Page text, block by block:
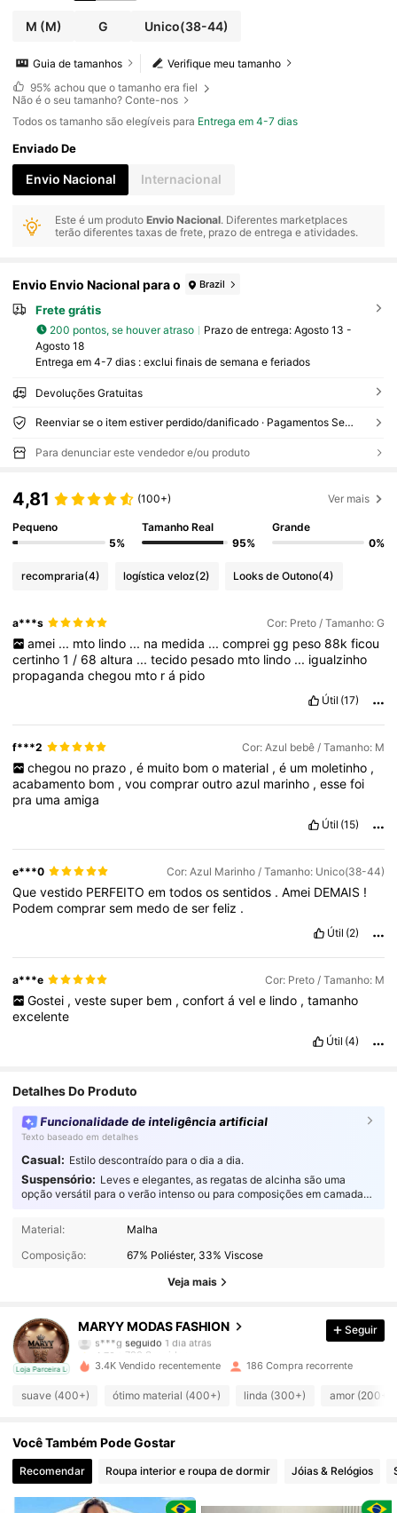
M (M) G Unico(38-44)
Verifique meu tamanho
Guia de tamanhos
95% achou que o tamanho era fiel
Não é o seu tamanho? Conte-nos
Todos os tamanho são elegíveis para Entrega em 4-7 dias
Enviado De
Envio Nacional Internacional
Este é um produtoEnvio Nacional. Diferentes marketplaces
terão diferentes taxas de frete, prazo de entrega e atividades.
Envio Envio Nacional para o Brazil
Frete grátis
200 pontos, se houver atraso Prazo de entrega: Agosto 13 -
Agosto 18
Entrega em 4-7 dias : exclui finais de semana e feriados
Devoluções Gratuitas
Reenviar se o item estiver perdido/danificado · Pagamentos Seguros · Proteção de privacidade
Para denunciar este vendedor e/ou produto
4,81 (100+) Ver mais
Pequeno
5%
Tamanho Real
95%
Grande
0%
recompraria(4) logística veloz(2) Looks de Outono(4)
a***s Cor: Preto / Tamanho: G
amei ... mto lindo ... na medida ... comprei gg peso 88k ficou
certinho1 / 68altura ...tecido pesado mto lindo ... igualzinho
propagandachegou mto rá pido
Útil (17)
f***2 Cor: Azul bebê / Tamanho: M
chegou no prazo , é muito bom o material , é um moletinho ,
acabamento bom ,voucompraroutroazul marinho ,essefoi
pra umaamiga
Útil (15)
e***0 Cor: Azul Marinho / Tamanho: Unico(38-44)
Quevestido PERFEITOemtodosossentidos .Amei DEMAIS !
Podemcomprarsem medodeserfeliz .
Útil (2)
a***e Cor: Preto / Tamanho: M
Gostei , veste super bem , confort á vel e lindo , tamanho
excelente
Útil (4)
Detalhes Do Produto
Funcionalidade de inteligência artificial
Texto baseado em detalhes
Casual: Estilo descontraído para o dia a dia.
Suspensório: Leves e elegantes, as regatas de alcinha são uma
opção versátil para o verão intenso ou para composições em camadas,
Material:
Malha
Composição:
67% Poliéster, 33% Viscose
Veja mais
Loja Parceira Local
MARYY MODAS FASHION
780 Seguidores
4,70 780 Seguidores
4,70 780 Seguidores
780 Seguidores
Seguir
3.4K Vendido recentemente 186 Compra recorrente
suave (400+) ótimo material (400+) linda (300+) amor (200+)
Você Também Pode Gostar
Recomendar Roupa interior e roupa de dormir Jóias & Relógios